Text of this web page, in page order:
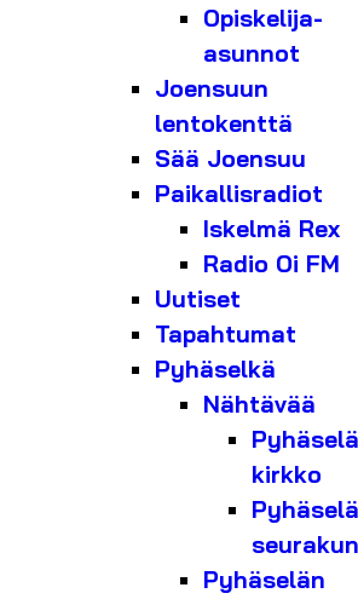
Opiskelija-
asunnot
Joensuun
lentokenttä
Sää Joensuu
Paikallisradiot
Iskelmä Rex
Radio Oi FM
Uutiset
Tapahtumat
Pyhäselkä
Nähtävää
kirkko
Pyhäselän